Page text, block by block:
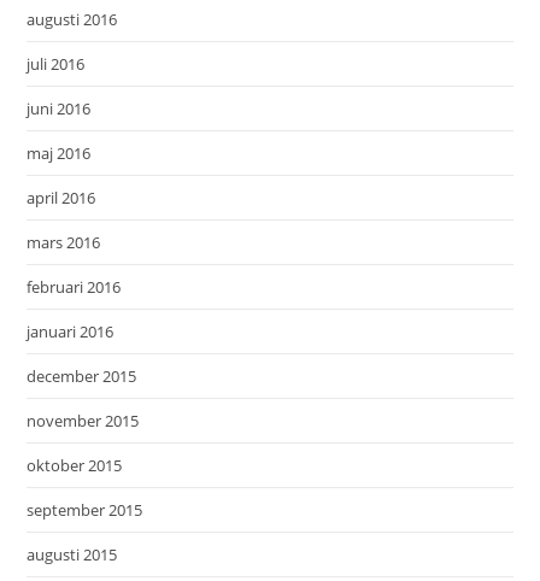
augusti 2016
juli 2016
juni 2016
maj 2016
april 2016
mars 2016
februari 2016
januari 2016
december 2015
november 2015
oktober 2015
september 2015
augusti 2015